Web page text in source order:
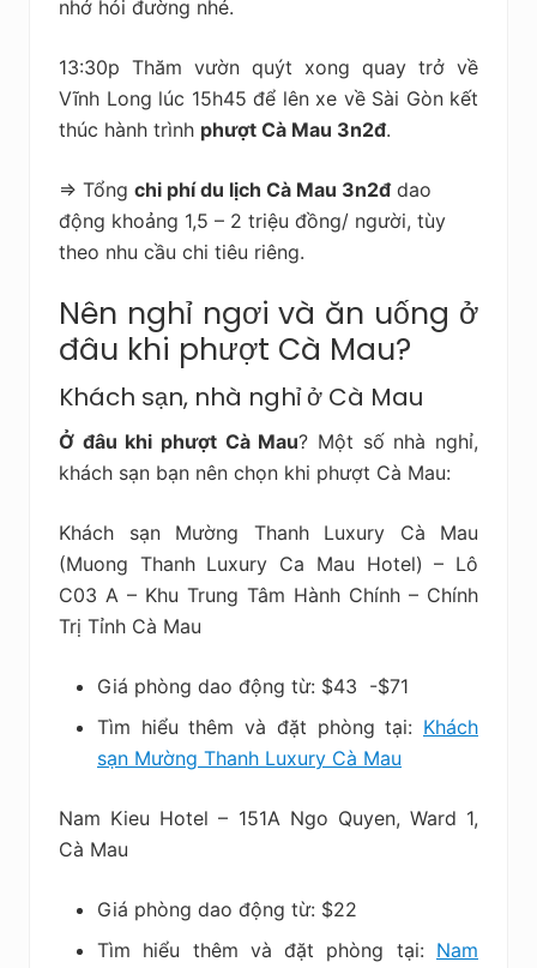
nhớ hỏi đường nhé.
13:30p Thăm vườn quýt xong quay trở về
Vĩnh Long lúc 15h45 để lên xe về Sài Gòn kết
thúc hành trình phượt Cà Mau 3n2đ.
=> Tổng chi phí du lịch Cà Mau 3n2đ dao
động khoảng 1,5 – 2 triệu đồng/ người, tùy
theo nhu cầu chi tiêu riêng.
Nên nghỉ ngơi và ăn uống ở
đâu khi phượt Cà Mau?
Khách sạn, nhà nghỉ ở Cà Mau
Ở đâu khi phượt Cà Mau? Một số nhà nghỉ,
khách sạn bạn nên chọn khi phượt Cà Mau:
Khách sạn Mường Thanh Luxury Cà Mau
(Muong Thanh Luxury Ca Mau Hotel) – Lô
C03 A – Khu Trung Tâm Hành Chính – Chính
Trị Tỉnh Cà Mau
Giá phòng dao động từ: $43 -$71
Tìm hiểu thêm và đặt phòng tại: Khách
sạn Mường Thanh Luxury Cà Mau
Nam Kieu Hotel – 151A Ngo Quyen, Ward 1,
Cà Mau
Giá phòng dao động từ: $22
Tìm hiểu thêm và đặt phòng tại: Nam